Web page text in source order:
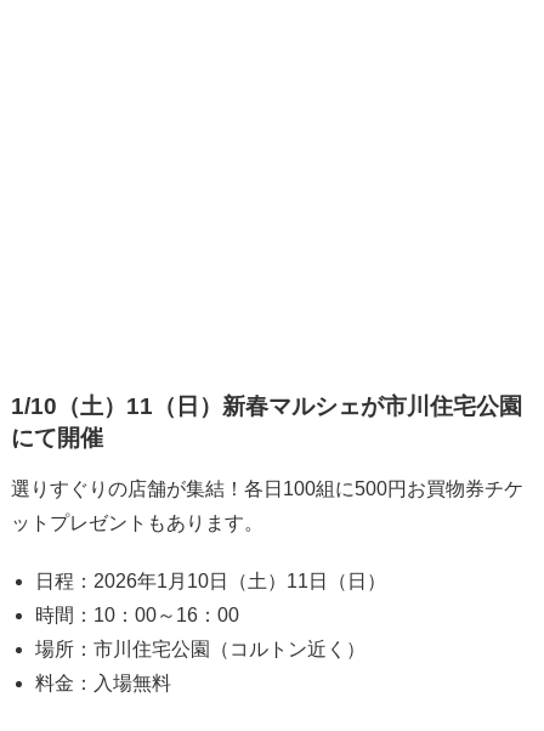
1/10（土）11（日）新春マルシェが市川住宅公園
にて開催
選りすぐりの店舗が集結！各日100組に500円お買物券チケ
ットプレゼントもあります。
日程：2026年1月10日（土）11日（日）
時間：10：00～16：00
場所：市川住宅公園（コルトン近く）
料金：入場無料